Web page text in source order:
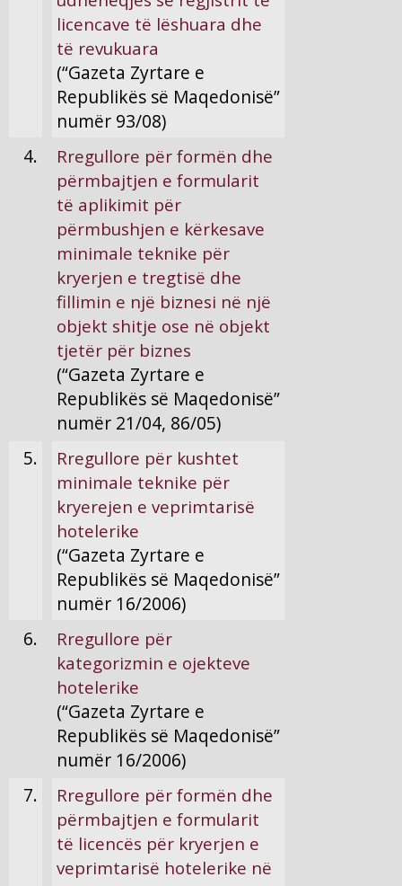
licencave të lëshuara dhe
të revukuara
(“Gazeta Zyrtare e
Republikës së Maqedonisë”
numër 93/08)
4.
Rregullore për formën dhe
përmbajtjen e formularit
të aplikimit për
përmbushjen e kërkesave
minimale teknike për
kryerjen e tregtisë dhe
fillimin e një biznesi në një
objekt shitje ose në objekt
tjetër për biznes
(“Gazeta Zyrtare e
Republikës së Maqedonisë”
numër 21/04, 86/05)
5.
Rregullore për kushtet
minimale teknike për
kryerejen e veprimtarisë
hotelerike
(“Gazeta Zyrtare e
Republikës së Maqedonisë”
numër 16/2006)
6.
Rregullore për
kategorizmin e ojekteve
hotelerike
(“Gazeta Zyrtare e
Republikës së Maqedonisë”
numër 16/2006)
7.
Rregullore për formën dhe
përmbajtjen e formularit
të licencës për kryerjen e
veprimtarisë hotelerike në